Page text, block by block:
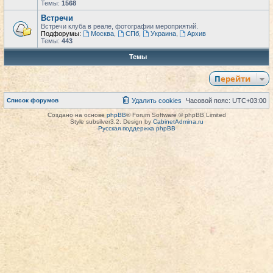
Темы: 1568
Встречи
Встречи клуба в реале, фотографии мероприятий.
Подфорумы:
Москва, СПб, Украина,
Архив
Темы: 443
Темы
Перейти
Список форумов Часовой пояс: UTC+03:00
Удалить cookies
Создано на основе phpBB® Forum Software © phpBB Limited
Style subsilver3.2. Design by CabinetAdmina.ru
Русская поддержка phpBB